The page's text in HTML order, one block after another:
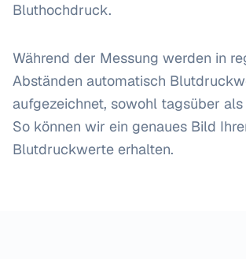
Bluthochdruck.
Während der Messung werden in
Abständen automatisch
aufgezeichnet, sowohl tagsüber als
So können wir ein genaues Bild
Blutdruckwerte erhalten.